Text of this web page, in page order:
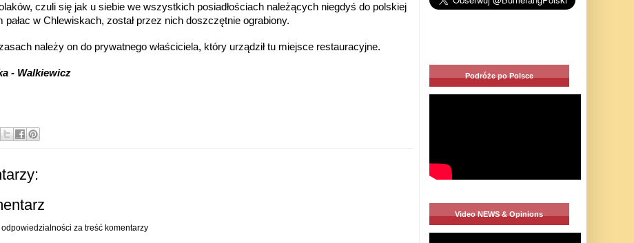
czuli się jak u siebie we wszystkich posiadłościach należących niegdyś do polskiej
pałac w Chlewiskach, został przez nich doszczętnie ograbiony.
należy on do prywatnego właściciela, który urządził tu miejsce restauracyjne.
- Walkiewicz
za treść komentarzy
Podróże po Polsce
Video NEWS & Opinions